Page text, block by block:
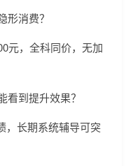
消费？
元，全科同价，无加
到提升效果？
，长期系统辅导可突